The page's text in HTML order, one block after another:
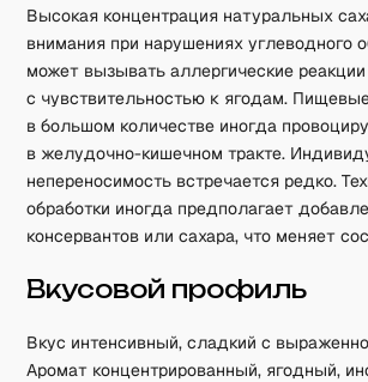
Высокая концентрация натуральных
внимания при нарушениях углеводного
может вызывать аллергические
с чувствительностью к ягодам.
в большом количестве иногда
в желудочно-кишечном тракте.
непереносимость встречается редко.
обработки иногда предполагает
консервантов или сахара, что меняет
Вкусовой профиль
Вкус интенсивный, сладкий с
Аромат концентрированный, ягодный,